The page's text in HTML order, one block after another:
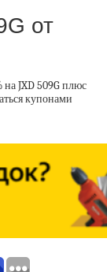
от
на JXD 509G плюс
купонами